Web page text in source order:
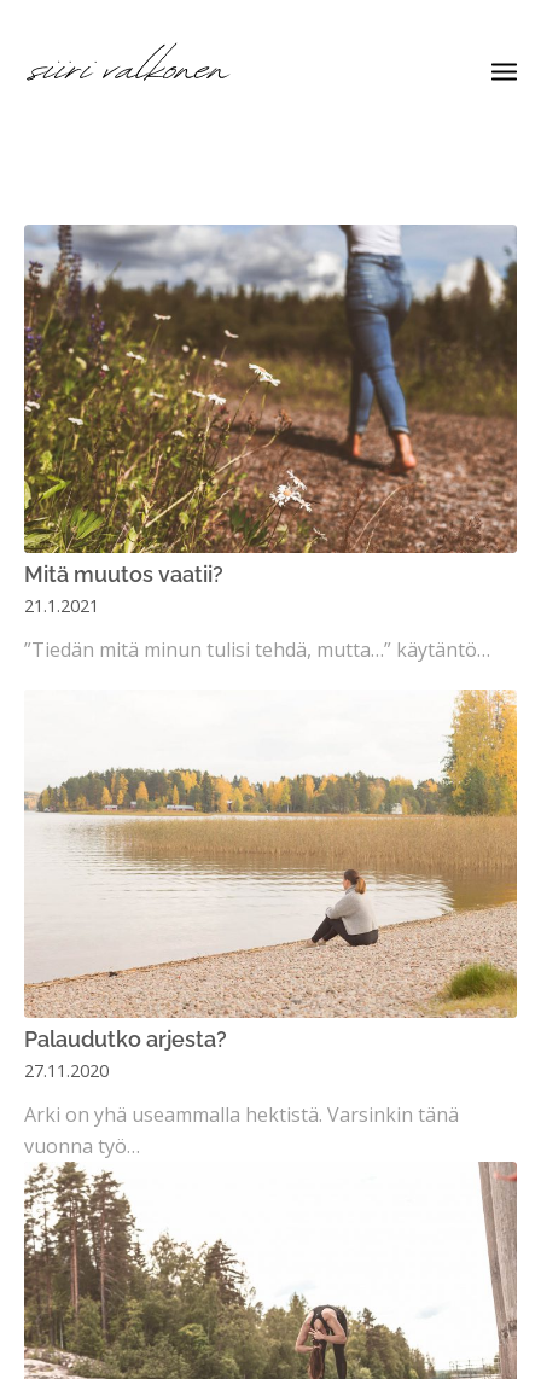
Mitä muutos vaatii?
21.1.2021
”Tiedän mitä minun tulisi tehdä, mutta…” käytäntö…
Palaudutko arjesta?
27.11.2020
Arki on yhä useammalla hektistä. Varsinkin tänä
vuonna työ…